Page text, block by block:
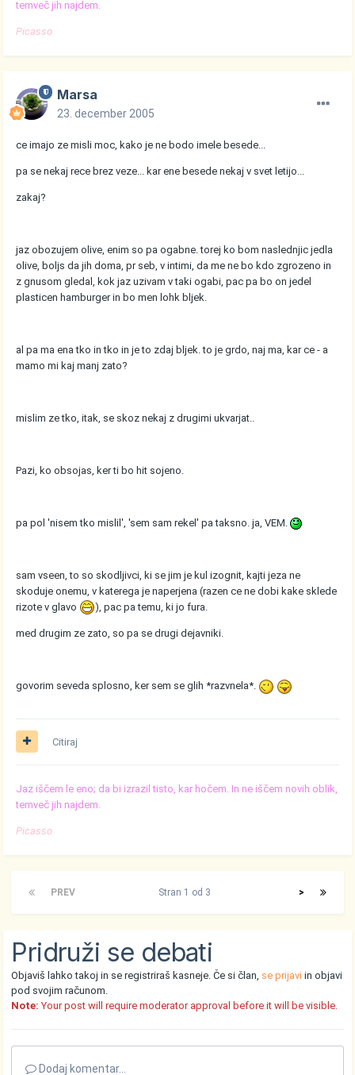
temveč jih najdem.
Picasso
Marsa
23. december 2005
ce imajo ze misli moc, kako je ne bodo imele besede...
pa se nekaj rece brez veze... kar ene besede nekaj v svet letijo...
zakaj?
jaz obozujem olive, enim so pa ogabne. torej ko bom naslednjic jedla
olive, boljs da jih doma, pr seb, v intimi, da me ne bo kdo zgrozeno in
z gnusom gledal, kok jaz uzivam v taki ogabi, pac pa bo on jedel
plasticen hamburger in bo men lohk bljek.
al pa ma ena tko in tko in je to zdaj bljek. to je grdo, naj ma, kar ce - a
mamo mi kaj manj zato?
mislim ze tko, itak, se skoz nekaj z drugimi ukvarjat..
Pazi, ko obsojas, ker ti bo hit sojeno.
pa pol 'nisem tko mislil', 'sem sam rekel' pa taksno. ja, VEM.
sam vseen, to so skodljivci, ki se jim je kul izognit, kajti jeza ne
skoduje onemu, v katerega je naperjena (razen ce ne dobi kake sklede
rizote v glavo
), pac pa temu, ki jo fura.
med drugim ze zato, so pa se drugi dejavniki.
govorim seveda splosno, ker sem se glih *razvnela*.
Citiraj
Jaz iščem le eno; da bi izrazil tisto, kar hočem. In ne iščem novih oblik,
temveč jih najdem.
Picasso
PREV >
Stran 1 od 3
Pridruži se debati
Objaviš lahko takoj in se registriraš kasneje. Če si član, se prijavi in objavi
pod svojim računom.
Note: Your post will require moderator approval before it will be visible.
Dodaj komentar...